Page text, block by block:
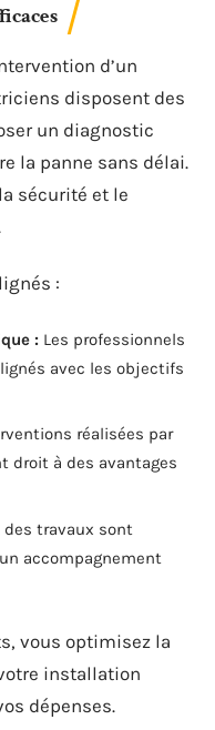
d’un
disposent des
un diagnostic
la panne sans délai.
sécurité et le
:
: Les professionnels
avec les objectifs
réalisées par
droit à des avantages
des travaux sont
accompagnement
vous optimisez la
installation
dépenses.